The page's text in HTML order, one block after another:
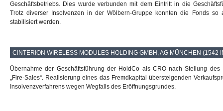
Geschäftsbetriebs. Dies wurde verbunden mit dem Eintritt in die
Trotz diverser Insolvenzen in der Wölbern-Gruppe konnten die Fonds
stabilisiert werden.
CINTERION WIRELESS MODULES HOLDING GMBH, AG MÜNCHEN (1542
Übernahme der Geschäftsführung der HoldCo als CRO nach Stellung
„Fire-Sales“. Realisierung eines das Fremdkapital übersteigenden
Insolvenzverfahrens wegen Wegfalls des Eröffnungsgrundes.